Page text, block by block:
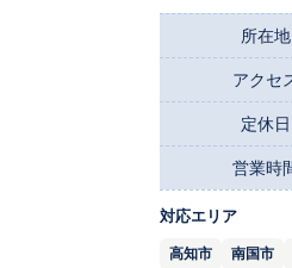
所在地
アクセ
定休日
営業時
対応エリア
高知市 南国市